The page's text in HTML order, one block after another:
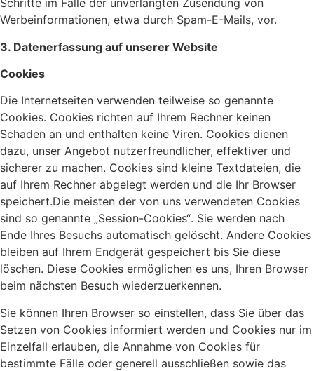
Schritte im Falle der unverlangten Zusendung von
Werbeinformationen, etwa durch Spam-E-Mails, vor.
3. Datenerfassung auf unserer Website
Cookies
Die Internetseiten verwenden teilweise so genannte
Cookies. Cookies richten auf Ihrem Rechner keinen
Schaden an und enthalten keine Viren. Cookies dienen
dazu, unser Angebot nutzerfreundlicher, effektiver und
sicherer zu machen. Cookies sind kleine Textdateien, die
auf Ihrem Rechner abgelegt werden und die Ihr Browser
speichert.Die meisten der von uns verwendeten Cookies
sind so genannte „Session-Cookies“. Sie werden nach
Ende Ihres Besuchs automatisch gelöscht. Andere Cookies
bleiben auf Ihrem Endgerät gespeichert bis Sie diese
löschen. Diese Cookies ermöglichen es uns, Ihren Browser
beim nächsten Besuch wiederzuerkennen.
Sie können Ihren Browser so einstellen, dass Sie über das
Setzen von Cookies informiert werden und Cookies nur im
Einzelfall erlauben, die Annahme von Cookies für
bestimmte Fälle oder generell ausschließen sowie das